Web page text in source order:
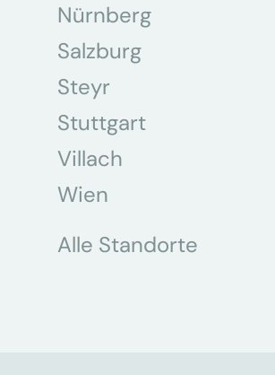
Nürnberg
Salzburg
Steyr
Stuttgart
Villach
Wien
Alle Standorte